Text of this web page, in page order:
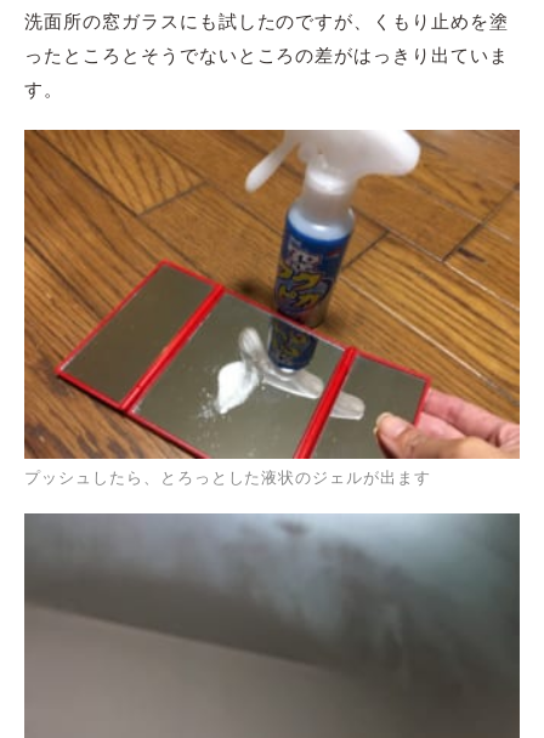
洗面所の窓ガラスにも試したのですが、くもり止めを塗
ったところとそうでないところの差がはっきり出ていま
す。
プッシュしたら、とろっとした液状のジェルが出ます